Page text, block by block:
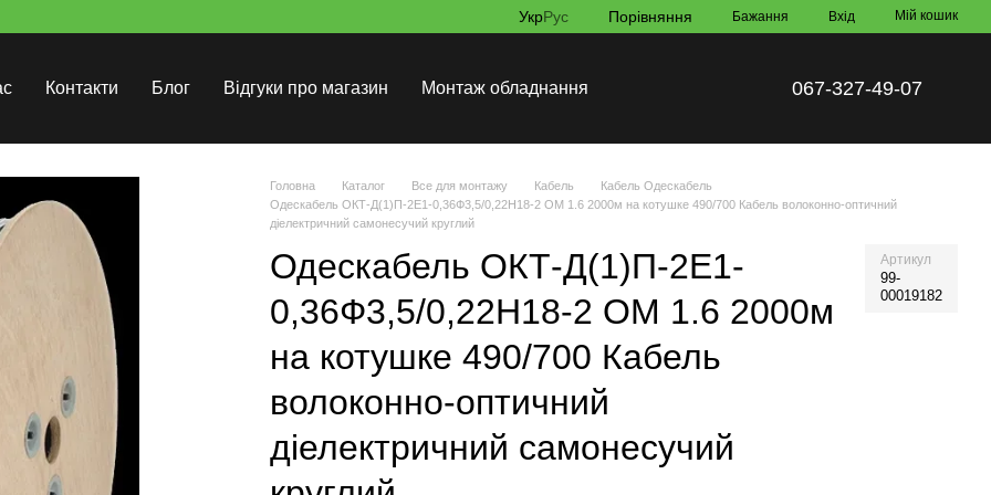
УкрРус Порівняння Бажання Вхід Мій кошик
Контакти Блог Відгуки про магазин Монтаж обладнання 067-327-49-07
Головна Каталог Все для монтажу Кабель
Кабель Одескабель
Одескабель ОКТ-Д(1)П-2Е1-0,36Ф3,5/0,22Н18-2 ОМ 1.6 2000м на котушке 490/700 Кабель волоконно-оптичний
діелектричний самонесучий круглий
Одескабель ОКТ-Д(1)П-2Е1-
0,36Ф3,5/0,22Н18-2 ОМ 1.6 2000м
на котушке 490/700 Кабель
волоконно-оптичний
діелектричний самонесучий
Артикул
99-
00019182